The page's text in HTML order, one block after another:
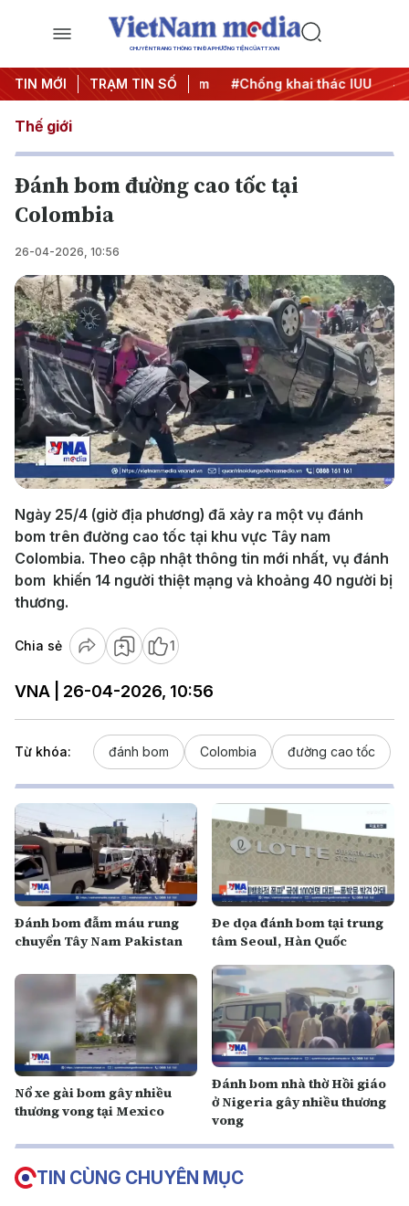
CHUYÊN TRANG THÔNG TIN ĐA PHƯƠNG TIỆN CỦA TTXVN
TIN MỚI TRẠM TIN SỐ
#Chiến dịch 500 ngày đêm #Chống khai thác IUU
Thế giới
Đánh bom đường cao tốc tại
Colombia
26-04-2026, 10:56
Play
Video
Ngày 25/4 (giờ địa phương) đã xảy ra một vụ đánh
bom trên đường cao tốc tại khu vực Tây nam
Colombia. Theo cập nhật thông tin mới nhất, vụ đánh
bom khiến 14 người thiệt mạng và khoảng 40 người bị
thương.
Chia sẻ 1
VNA | 26-04-2026, 10:56
Từ khóa: đánh bom Colombia đường cao tốc
Đánh bom đẫm máu rung
chuyển Tây Nam Pakistan
Đe dọa đánh bom tại trung
tâm Seoul, Hàn Quốc
Nổ xe gài bom gây nhiều
thương vong tại Mexico
Đánh bom nhà thờ Hồi giáo
ở Nigeria gây nhiều thương
vong
TIN CÙNG CHUYÊN MỤC